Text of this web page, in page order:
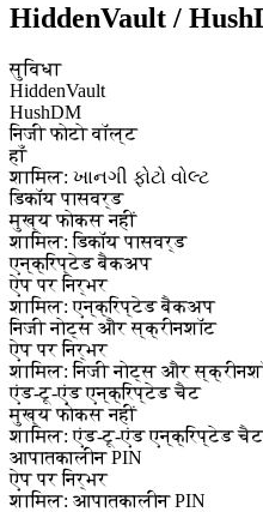
HiddenVault /
सुविधा
HiddenVault
HushDM
निजी फोटो वॉल्ट
हाँ
शामिल: ખાનગી ફોટો વોલ્ટ
डिकॉय पासवर्ड
मुख्य फोकस नहीं
शामिल: डिकॉय पासवर्ड
एन्क्रिप्टेड बैकअप
ऐप पर निर्भर
शामिल: एन्क्रिप्टेड बैकअप
निजी नोट्स और स्क्रीनशॉट
ऐप पर निर्भर
शामिल: निजी नोट्स और
एंड-टू-एंड एन्क्रिप्टेड चैट
मुख्य फोकस नहीं
शामिल: एंड-टू-एंड एन्क्रिप्टेड चैट
आपातकालीन PIN
ऐप पर निर्भर
शामिल: आपातकालीन PIN